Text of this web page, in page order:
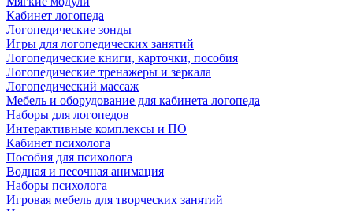
Кабинет логопеда
Логопедические зонды
Игры для логопедических занятий
Логопедические книги, карточки, пособия
Логопедические тренажеры и зеркала
Логопедический массаж
Мебель и оборудование для кабинета логопеда
Наборы для логопедов
Интерактивные комплексы и ПО
Кабинет психолога
Пособия для психолога
Водная и песочная анимация
Наборы психолога
Игровая мебель для творческих занятий